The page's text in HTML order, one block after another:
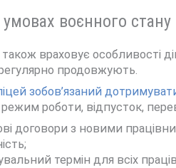
воєнного стану
враховує особливості
регулярно продовжують.
зобов’язаний
роботи, відпусток,
договори з новими
термін для всіх